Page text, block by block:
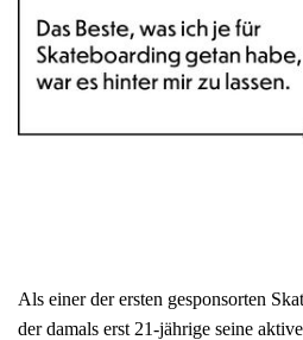
Als einer der ersten gesponsorten
der damals erst 21-jährige seine